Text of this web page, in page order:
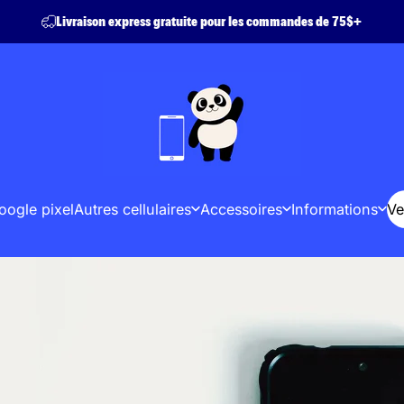
Livraison express gratuite pour les commandes de 75$+
Achetetoncell - Buyyourcellphone
pixelAutres cellulaires Accessoires Informations